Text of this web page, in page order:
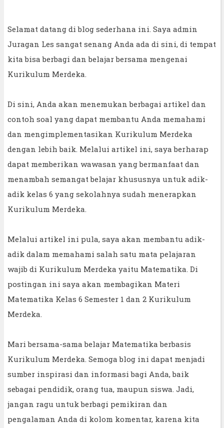
Selamat datang di blog sederhana ini. Saya admin
Juragan Les sangat senang Anda ada di sini, di tempat
kita bisa berbagi dan belajar bersama mengenai
Kurikulum Merdeka.
Di sini, Anda akan menemukan berbagai artikel dan
contoh soal yang dapat membantu Anda memahami
dan mengimplementasikan Kurikulum Merdeka
dengan lebih baik. Melalui artikel ini, saya berharap
dapat memberikan wawasan yang bermanfaat dan
menambah semangat belajar khususnya untuk adik-
adik kelas 6 yang sekolahnya sudah menerapkan
Kurikulum Merdeka.
Melalui artikel ini pula, saya akan membantu adik-
adik dalam memahami salah satu mata pelajaran
wajib di Kurikulum Merdeka yaitu Matematika. Di
postingan ini saya akan membagikan Materi
Matematika Kelas 6 Semester 1 dan 2 Kurikulum
Merdeka.
Mari bersama-sama belajar Matematika berbasis
Kurikulum Merdeka. Semoga blog ini dapat menjadi
sumber inspirasi dan informasi bagi Anda, baik
sebagai pendidik, orang tua, maupun siswa. Jadi,
jangan ragu untuk berbagi pemikiran dan
pengalaman Anda di kolom komentar, karena kita